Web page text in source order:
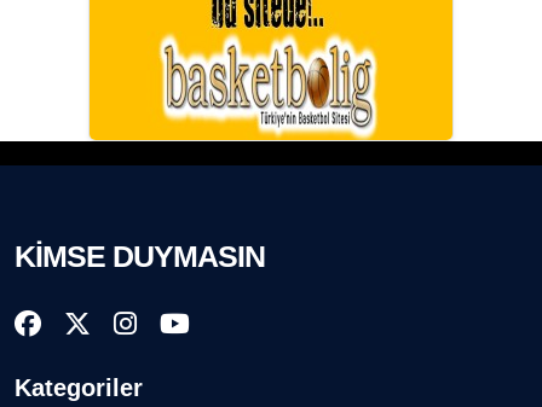
KİMSE DUYMASIN
Kategoriler